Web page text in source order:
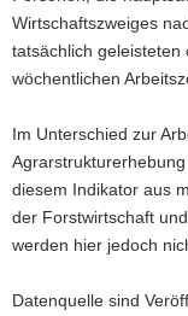
a
v
i
a
t
i
o
n
Wirtschaftszweiges
tatsächlich
wöchentlichen
Im Unterschied zur
diesem Indikator aus
der Forstwirtschaft
werden hier jedoch
Datenquelle sind